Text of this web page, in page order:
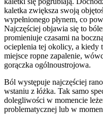
kaletka zwiększa swoją
wypełnionego płynem, co
Najczęściej objawia się to
promieniuje czasami na
ocieplenia tej okolicy, a kiedy
miejsce ropne zapalenie,
gorączka ogólnoustrojowa.
Ból występuje najczęściej
wstaniu z łóżka. Tak samo
dolegliwości w momencie
problematycznej lub w